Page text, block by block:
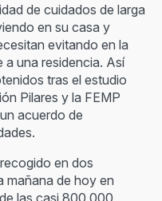
de cuidados de larga
en su casa y
evitando en la
a una residencia. Así
tras el estudio
Pilares y la FEMP
acuerdo de
en dos
mañana de hoy en
las casi 800.000